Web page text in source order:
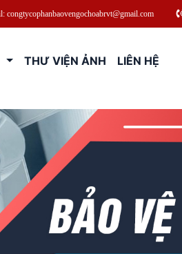
congtycophanbaovengochoabrvt@gmail.com
THƯ VIỆN ẢNH LIÊN HỆ